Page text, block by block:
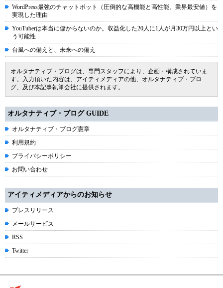
WordPress最強のチャットボット（圧倒的な高機能と高性能、業界最安値）を
実現した理由
YouTuberは本当に儲からないのか。収益化した20人に1人が月30万円以上とい
う可能性
台風への備えと、未来への備え
オルタナティブ・ブログは、専門スタッフにより、企画・構成されていま
す。入力頂いた内容は、アイティメディアの他、オルタナティブ・ブロ
グ、及び本記事執筆会社に提供されます。
オルタナティブ・ブログ GUIDE
オルタナティブ・ブログ憲章
利用規約
プライバシーポリシー
お問い合わせ
アイティメディアからのお知らせ
プレスリリース
メールサービス
RSS
Twitter